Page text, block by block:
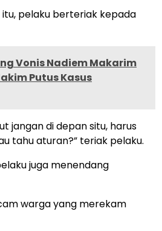
pelaku berteriak kepada
Vonis Nadiem Makarim
Putus Kasus
jangan di depan situ, harus
tahu aturan?” teriak pelaku.
juga menendang
warga yang merekam